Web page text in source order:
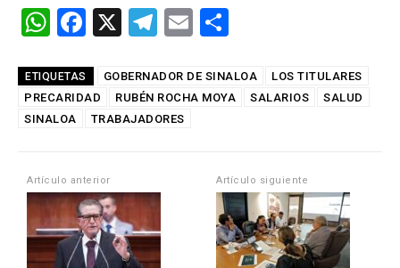
W
at
s
p
F
ce
b
k
X
T
e
gr
E
ail m
p
ETIQUETAS GOBERNADOR DE SINALOA
LOS TITULARES
PRECARIDAD
RUBÉN ROCHA MOYA SALARIOS
SALUD
SINALOA
TRABAJADORES
Artículo anterior Artículo siguiente